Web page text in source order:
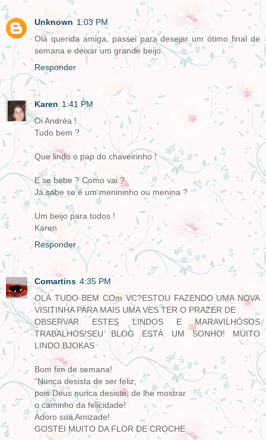
Unknown 1:03 PM
Olá querida amiga, passei para desejar um ótimo final de
semana e deixar um grande beijo.
Responder
Karen 1:41 PM
Oi Andréa !
Tudo bem ?
Que lindo o pap do chaveirinho !
E se bebe ? Como vai ?
Já sabe se é um menininho ou menina ?
Um beijo para todos !
Karen
Responder
Comartins 4:35 PM
OLÁ TUDO BEM COm VC?ESTOU FAZENDO UMA NOVA
VISITINHA PARA MAIS UMA VES TER O PRAZER DE
OBSERVAR ESTES LINDOS E MARAVILHÓSOS
TRABALHOS!SEU BLOG ESTÁ UM SONHO! MUITO
LINDO.BJOKAS
Bom fim de semana!
"Nunca desista de ser feliz,
pois Deus nunca desiste, de lhe mostrar
o caminho da felicidade!
Adoro sua Amizade!
GOSTEI MUITO DA FLOR DE CROCHE